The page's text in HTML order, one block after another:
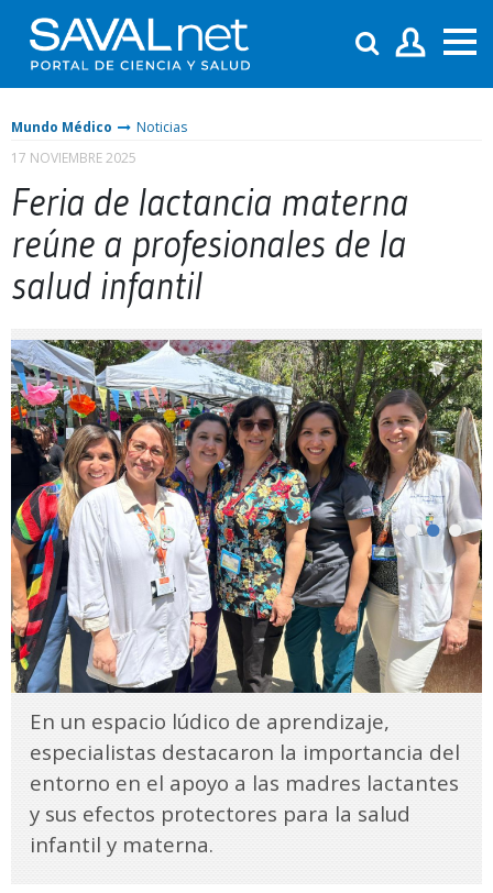
Mundo Médico
Noticias
17 NOVIEMBRE 2025
Feria de lactancia materna
reúne a profesionales de la
salud infantil
En un espacio lúdico de aprendizaje,
especialistas destacaron la importancia del
entorno en el apoyo a las madres lactantes
y sus efectos protectores para la salud
infantil y materna.